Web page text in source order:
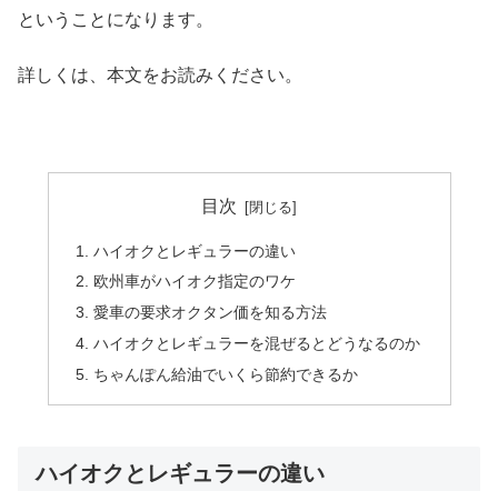
ということになります。
詳しくは、本文をお読みください。
目次
ハイオクとレギュラーの違い
欧州車がハイオク指定のワケ
愛車の要求オクタン価を知る方法
ハイオクとレギュラーを混ぜるとどうなるのか
ちゃんぽん給油でいくら節約できるか
ハイオクとレギュラーの違い